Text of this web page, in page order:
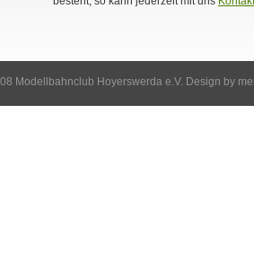
Modellbahnclub Hoyerswerda e.V. Design by